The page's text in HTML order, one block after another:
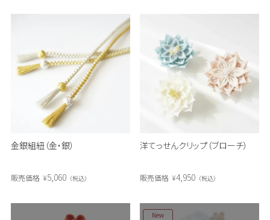
金銀組紐（金・銀）
販売価格 ¥5,060 税込
洋てっせんクリップ（ブローチ）
販売価格 ¥4,950 税込
New